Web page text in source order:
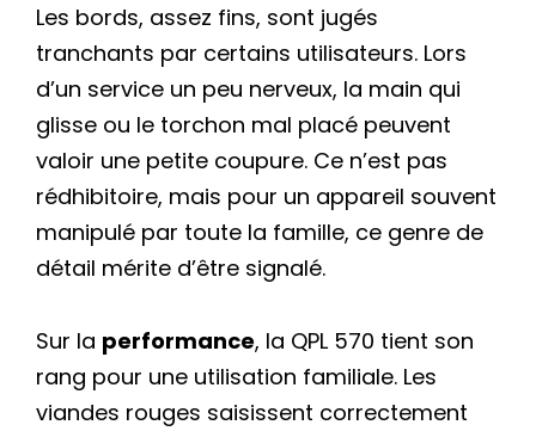
Les bords, assez fins, sont jugés
tranchants par certains utilisateurs. Lors
d’un service un peu nerveux, la main qui
glisse ou le torchon mal placé peuvent
valoir une petite coupure. Ce n’est pas
rédhibitoire, mais pour un appareil souvent
manipulé par toute la famille, ce genre de
détail mérite d’être signalé.
Sur la performance, la QPL 570 tient son
rang pour une utilisation familiale. Les
viandes rouges saisissent correctement